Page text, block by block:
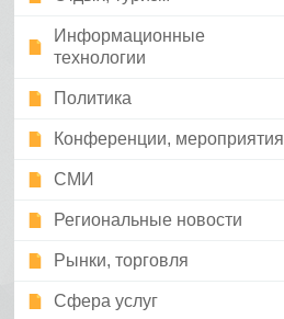
Информационные
технологии
Политика
Конференции, мероприятия
СМИ
Региональные новости
Рынки, торговля
Сфера услуг